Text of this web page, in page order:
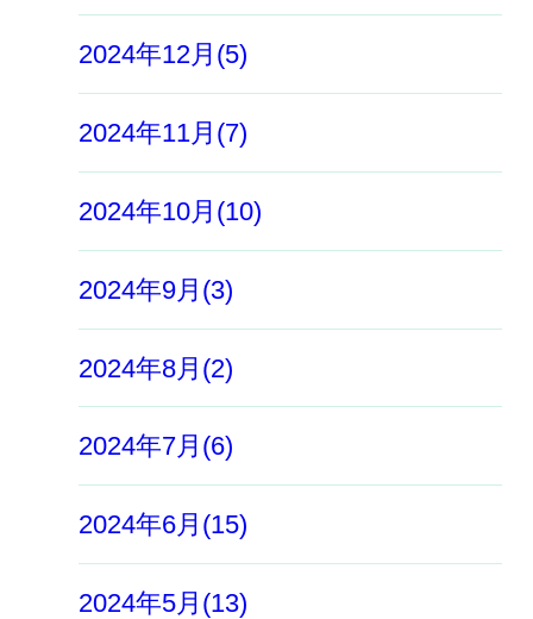
2024年12月(5)
2024年11月(7)
2024年10月(10)
2024年9月(3)
2024年8月(2)
2024年7月(6)
2024年6月(15)
2024年5月(13)